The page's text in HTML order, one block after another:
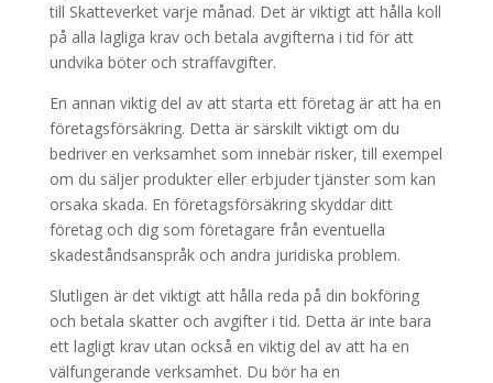
till Skatteverket varje månad. Det är viktigt att hålla koll
på alla lagliga krav och betala avgifterna i tid för att
undvika böter och straffavgifter.
En annan viktig del av att starta ett företag är att ha en
företagsförsäkring. Detta är särskilt viktigt om du
bedriver en verksamhet som innebär risker, till exempel
om du säljer produkter eller erbjuder tjänster som kan
orsaka skada. En företagsförsäkring skyddar ditt
företag och dig som företagare från eventuella
skadeståndsanspråk och andra juridiska problem.
Slutligen är det viktigt att hålla reda på din bokföring
och betala skatter och avgifter i tid. Detta är inte bara
ett lagligt krav utan också en viktig del av att ha en
välfungerande verksamhet. Du bör ha en